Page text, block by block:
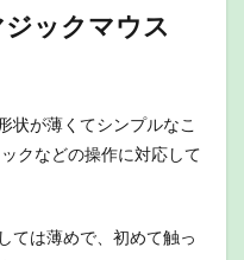
ジックマウス
状が薄くてシンプルなこ
クなどの操作に対応して
ては薄めで、初めて触っ